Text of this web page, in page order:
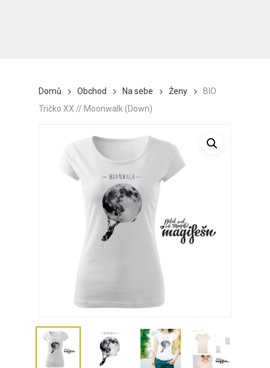
Domů Obchod Na sebe Ženy
BIO
Tričko XX // Moonwalk (Down)